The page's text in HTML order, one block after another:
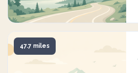
47.7 miles